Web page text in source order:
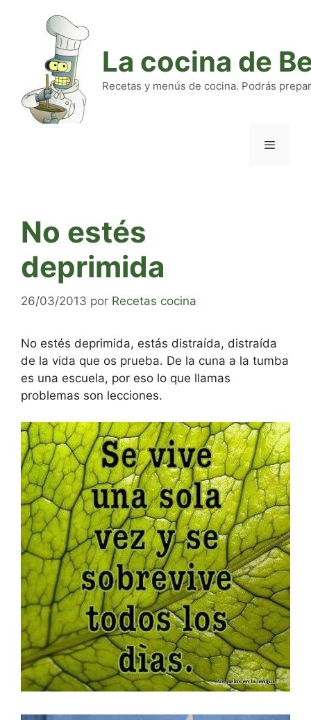
La cocina de
Recetas y menús de cocina. Podrás
No estés
deprimida
26/03/2013 por Recetas cocina
No estés deprimida, estás distraída, distraída
de la vida que os prueba. De la cuna a la tumba
es una escuela, por eso lo que llamas
problemas son lecciones.